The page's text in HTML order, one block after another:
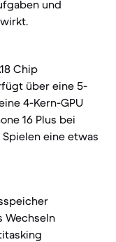
und
Chip
über eine 5-
4-Kern-GPU
16 Plus bei
eine etwas
Wechseln